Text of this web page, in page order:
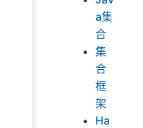
a集
合
集
合
框
架
Ha